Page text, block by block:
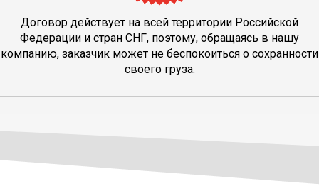
Договор действует на всей территории Российской
Федерации и стран СНГ, поэтому, обращаясь в нашу
компанию, заказчик может не беспокоиться о сохранности
своего груза.